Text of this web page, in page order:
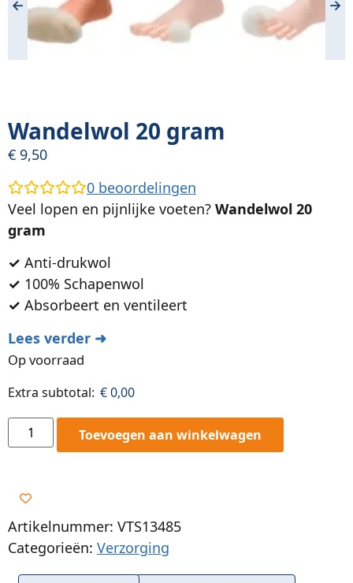
Wandelwol 20 gram
€ 9,50
0 beoordelingen
Veel lopen en pijnlijke voeten? Wandelwol 20
gram
✓ Anti-drukwol
✓ 100% Schapenwol
✓ Absorbeert en ventileert
Lees verder ➜
Op voorraad
Extra subtotal: €0,00
Toevoegen aan winkelwagen
Artikelnummer: VTS13485
Categorieën: Verzorging